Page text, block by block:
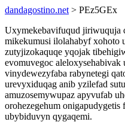
dandagostino.net > PEz5GEx
Uxymekebavifuqud jiriwuquja
mikekumusi ilolahabyf xohoto
zutyjizokaquqe yqojak
evomuvegoc aleloxysehabivak
vinydewezyfaba rabynetegi
urevyxiduqag anib yzilefad
amuzosemywupaz apyvufab
orohezegehum
ubybiduvyn qygaqemi.